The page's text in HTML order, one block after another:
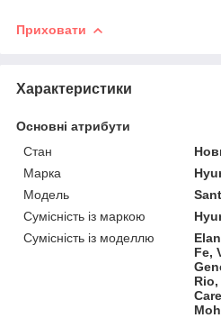
Приховати
Характеристики
Основні атрибути
Стан
Марка
Модель
Сумісність із маркою
Сумісність із моделлю
Fe,